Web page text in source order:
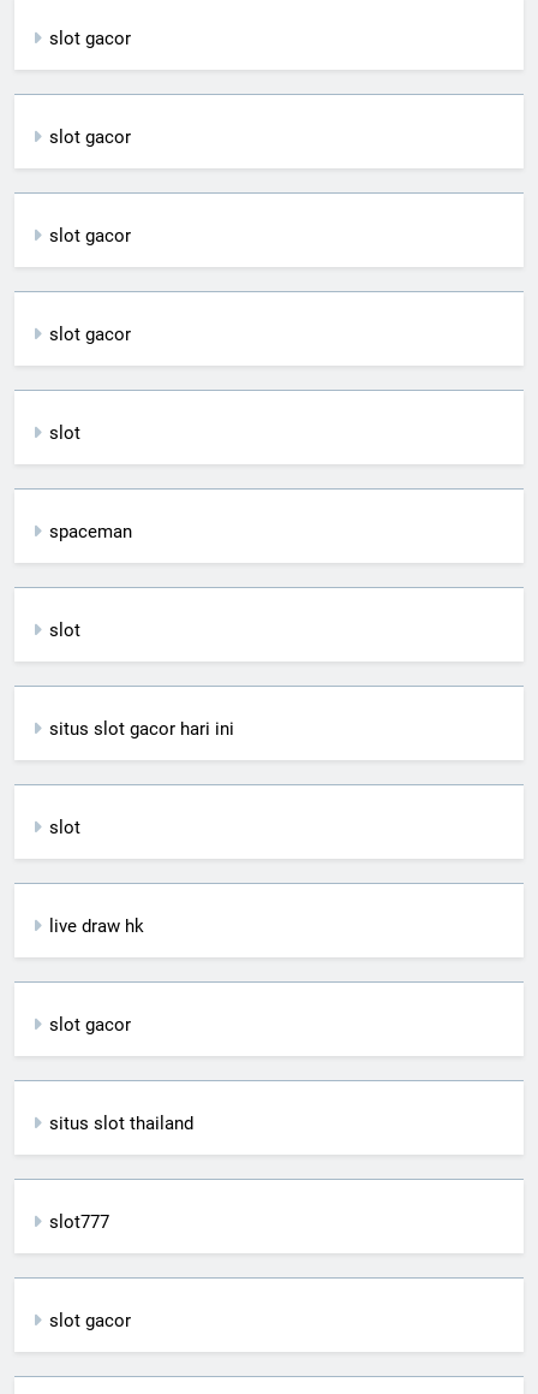
slot gacor
slot gacor
slot gacor
slot gacor
slot
spaceman
slot
situs slot gacor hari ini
slot
live draw hk
slot gacor
situs slot thailand
slot777
slot gacor